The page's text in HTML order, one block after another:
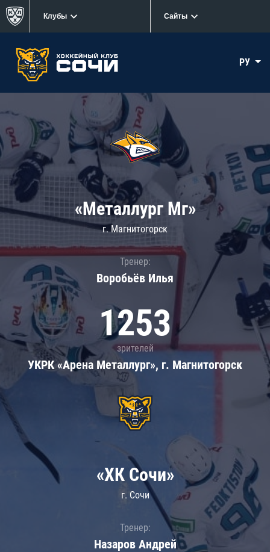
Клубы Сайты
РУ
«Металлург Мг»
г. Магнитогорск
Тренер:
Воробьёв Илья
1253
зрителей
УКРК «Арена Металлург», г. Магнитогорск
«ХК Сочи»
г. Сочи
Тренер:
Назаров Андрей